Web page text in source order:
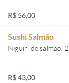
R$ 56,00
Sushi Salmão
Niguiri de salmão.
R$ 43,00